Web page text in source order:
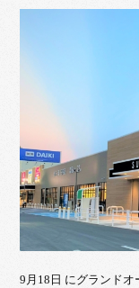
9月18日 にグランド